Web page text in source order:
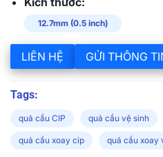
12.7mm (0.5 inch)
LIÊN HỆ GỬI THÔNG
Tags:
quả cầu CIP quả cầu vệ sinh
quả cầu xoay cip quả cầu xoay